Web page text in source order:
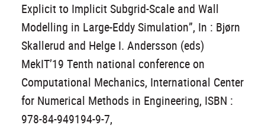
Explicit to Implicit Subgrid-Scale and Wall
Modelling in Large-Eddy Simulation”, In : Bjørn
Skallerud and Helge I. Andersson (eds)
MekIT’19 Tenth national conference on
Computational Mechanics, International Center
for Numerical Methods in Engineering, ISBN :
978-84-949194-9-7,